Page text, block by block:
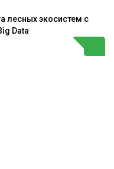
лесных экосистем с
Data